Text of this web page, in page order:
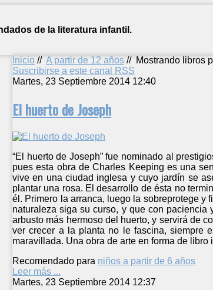
de la literatura infantil.
Inicio // A partir de 12 años // Mostrando libros
Suscribirse a este canal RSS
Martes, 23 Septiembre 2014 12:40
El huerto de Joseph
“El huerto de Joseph” fue nominado al
pues esta obra de Charles Keeping es una
vive en una ciudad inglesa y cuyo jardín se
plantar una rosa. El desarrollo de ésta no
él. Primero la arranca, luego la sobreprotege y
naturaleza siga su curso, y que con paciencia
arbusto más hermoso del huerto, y servirá de
ver crecer a la planta no le fascina, siempre
maravillada. Una obra de arte en forma de
Recomendado para niños a partir de 6 años
Leer más ...
Martes, 23 Septiembre 2014 12:37